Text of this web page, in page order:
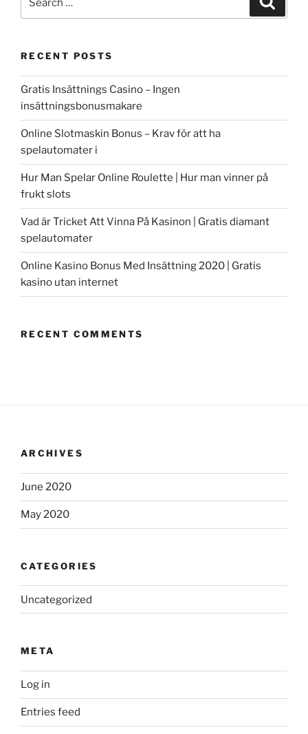
for:
RECENT POSTS
Gratis Insättnings Casino – Ingen
insättningsbonusmakare
Online Slotmaskin Bonus – Krav för att ha
spelautomater i
Hur Man Spelar Online Roulette | Hur man vinner på
frukt slots
Vad är Tricket Att Vinna På Kasinon | Gratis diamant
spelautomater
Online Kasino Bonus Med Insättning 2020 | Gratis
kasino utan internet
RECENT COMMENTS
ARCHIVES
June 2020
May 2020
CATEGORIES
Uncategorized
META
Log in
Entries feed